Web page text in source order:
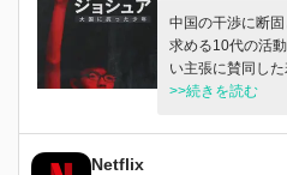
中国の干渉に断
求める10代の活
い主張に賛同し
動を繰り広げる。
>>続きを読む
Netflix